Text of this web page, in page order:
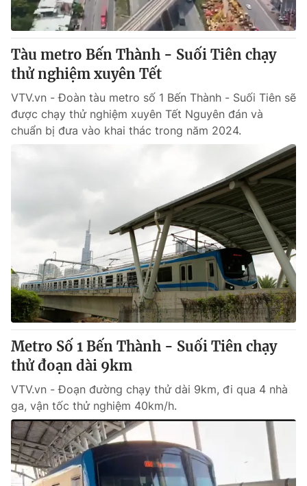
Tàu metro Bến Thành - Suối Tiên chạy
thử nghiệm xuyên Tết
VTV.vn - Đoàn tàu metro số 1 Bến Thành - Suối Tiên sẽ
được chạy thử nghiệm xuyên Tết Nguyên đán và
chuẩn bị đưa vào khai thác trong năm 2024.
Metro Số 1 Bến Thành - Suối Tiên chạy
thử đoạn dài 9km
VTV.vn - Đoạn đường chạy thử dài 9km, đi qua 4 nhà
ga, vận tốc thử nghiệm 40km/h.